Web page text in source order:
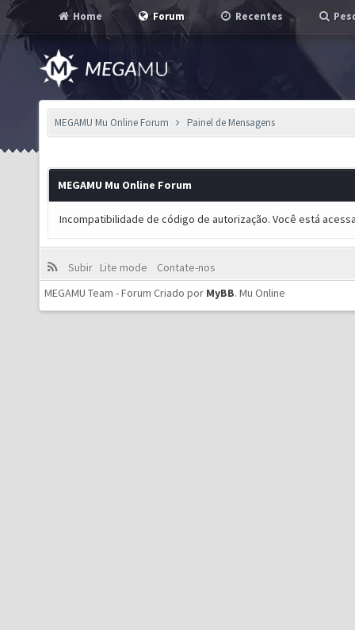
Home Forum Recentes
MEGAMU Mu Online Forum Painel de Mensagens
MEGAMU Mu Online Forum
Incompatibilidade de código de autorização. Você está
Subir Lite mode
Contate-nos
MEGAMU Team - Forum Criado por MyBB. Mu Online